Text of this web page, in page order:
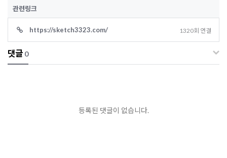
관련링크
https://sketch3323.com/ 1320회 연결
댓글 0
등록된 댓글이 없습니다.